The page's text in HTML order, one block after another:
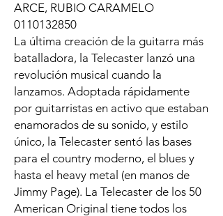
ARCE, RUBIO CARAMELO
0110132850
La última creación de la guitarra más
batalladora, la Telecaster lanzó una
revolución musical cuando la
lanzamos. Adoptada rápidamente
por guitarristas en activo que estaban
enamorados de su sonido, y estilo
único, la Telecaster sentó las bases
para el country moderno, el blues y
hasta el heavy metal (en manos de
Jimmy Page). La Telecaster de los 50
American Original tiene todos los